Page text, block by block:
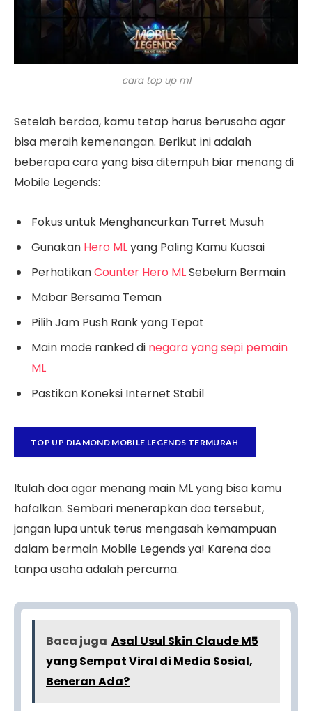
cara top up ml
Setelah berdoa, kamu tetap harus berusaha agar
bisa meraih kemenangan. Berikut ini adalah
beberapa cara yang bisa ditempuh biar menang di
Mobile Legends:
Fokus untuk Menghancurkan Turret Musuh
Gunakan Hero MLyang Paling Kamu Kuasai
PerhatikanCounter Hero MLSebelum Bermain
Mabar Bersama Teman
Pilih Jam Push Rank yang Tepat
Main mode ranked di negara yang sepi pemain
ML
Pastikan Koneksi Internet Stabil
TOP UP DIAMOND MOBILE LEGENDS TERMURAH
Itulah doa agar menang main ML yang bisa kamu
hafalkan. Sembari menerapkan doa tersebut,
jangan lupa untuk terus mengasah kemampuan
dalam bermain Mobile Legends ya! Karena doa
tanpa usaha adalah percuma.
Baca juga Asal Usul Skin Claude M5
yang Sempat Viral di Media Sosial,
Beneran Ada?